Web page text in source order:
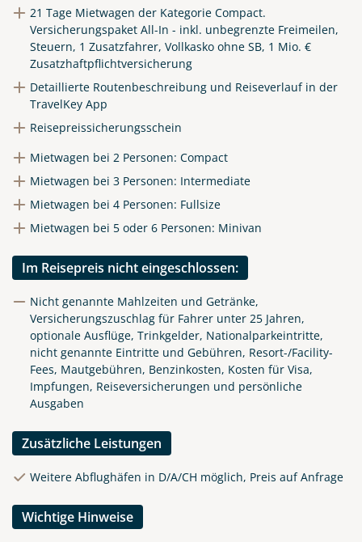
21 Tage Mietwagen der Kategorie Compact.
Versicherungspaket All-In - inkl. unbegrenzte Freimeilen,
Steuern, 1 Zusatzfahrer, Vollkasko ohne SB, 1 Mio. €
Zusatzhaftpflichtversicherung
Detaillierte Routenbeschreibung und Reiseverlauf in der
TravelKey App
Reisepreissicherungsschein
Mietwagen bei 2 Personen: Compact
Mietwagen bei 3 Personen: Intermediate
Mietwagen bei 4 Personen: Fullsize
Mietwagen bei 5 oder 6 Personen: Minivan
Im Reisepreis nicht eingeschlossen:
Nicht genannte Mahlzeiten und Getränke,
Versicherungszuschlag für Fahrer unter 25 Jahren,
optionale Ausflüge, Trinkgelder, Nationalparkeintritte,
nicht genannte Eintritte und Gebühren, Resort-/Facility-
Fees, Mautgebühren, Benzinkosten, Kosten für Visa,
Impfungen, Reiseversicherungen und persönliche
Ausgaben
Zusätzliche Leistungen
Weitere Abflughäfen in D/A/CH möglich, Preis auf Anfrage
Wichtige Hinweise